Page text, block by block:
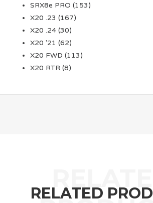
SRX8e PRO (153)
X20 .23 (167)
X20 .24 (30)
X20 '21 (62)
X20 FWD (113)
X20 RTR (8)
RELATED